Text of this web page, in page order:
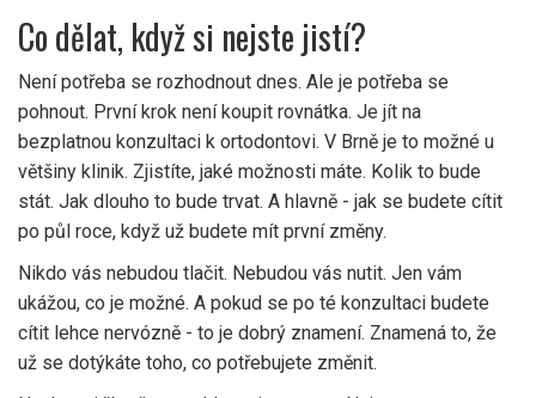
Co dělat, když si nejste jistí?
Není potřeba se rozhodnout dnes. Ale je potřeba se
pohnout. První krok není koupit rovnátka. Je jít na
bezplatnou konzultaci k ortodontovi. V Brně je to možné u
většiny klinik. Zjistíte, jaké možnosti máte. Kolik to bude
stát. Jak dlouho to bude trvat. A hlavně - jak se budete cítit
po půl roce, když už budete mít první změny.
Nikdo vás nebudou tlačit. Nebudou vás nutit. Jen vám
ukážou, co je možné. A pokud se po té konzultaci budete
cítit lehce nervózně - to je dobrý znamení. Znamená to, že
už se dotýkáte toho, co potřebujete změnit.